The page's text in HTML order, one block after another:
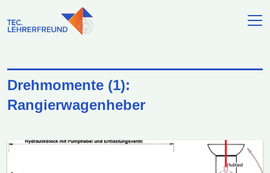
Drehmomente (1):
Rangierwagenheber